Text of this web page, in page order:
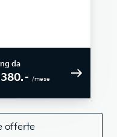
da
380.– /mese
offerte